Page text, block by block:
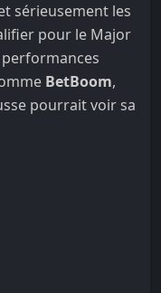
sérieusement les
pour le Major
performances
BetBoom,
pourrait voir sa